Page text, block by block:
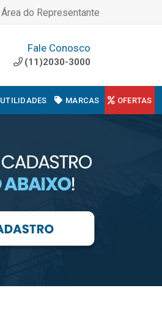
Área do Representante
Fale Conosco
(11)2030-3000
UTILIDADES MARCAS OFERTAS